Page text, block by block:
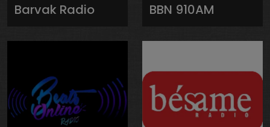
Barvak Radio BBN 910AM